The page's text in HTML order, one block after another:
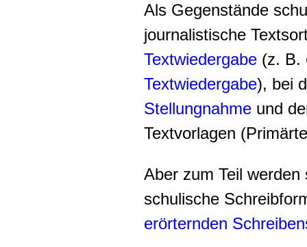
Als Gegenstände
journalistische
Textwiedergabe (z. B.
Textwiedergabe), bei
Stellungnahme und
Textvorlagen
Aber zum Teil
schulische
erörternden